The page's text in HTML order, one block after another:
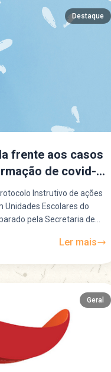
Destaque
frente aos casos
de covid-
Instrutivo de ações
Unidades Escolares do
pela Secretaria de...
Ler mais
Geral